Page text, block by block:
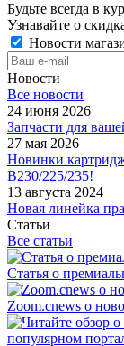
Будьте всегда в
Узнавайте о
Новости
Новости
Все новости
24 июня 2026
Запчасти для
27 мая 2026
Новинки
B230/225/235!
13 августа 2024
Новая линейка
Статьи
Все статьи
Статья о
Zoom.cnews о